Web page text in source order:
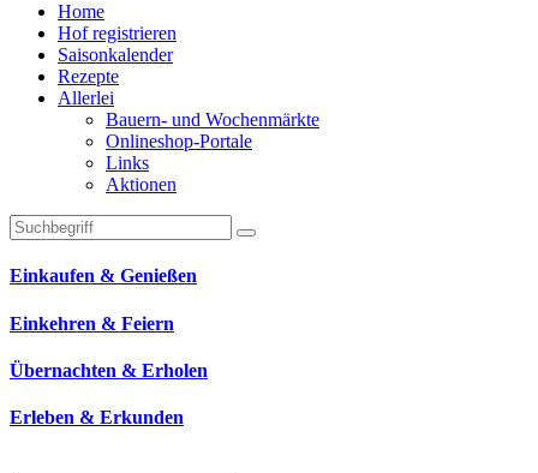
Home
Hof registrieren
Saisonkalender
Rezepte
Allerlei
Bauern- und Wochenmärkte
Onlineshop-Portale
Links
Aktionen
Technisches Feld: Suchfeld
Technisches Feld: Suchbutton
Suche absenden
Einkaufen & Genießen
Einkehren & Feiern
Übernachten & Erholen
Erleben & Erkunden